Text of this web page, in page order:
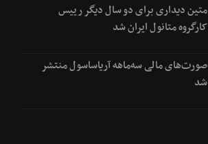
متین دیداری برای دو سال دیگر رییس
کارگروه متانول ایران شد
صورت‌های مالی سه‌ماهه آریاساسول منتشر
شد